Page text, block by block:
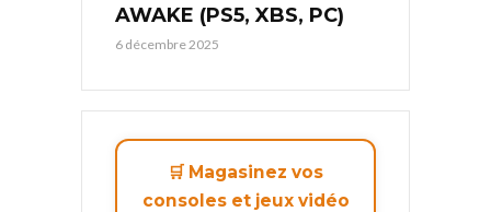
AWAKE (PS5, XBS, PC)
6 décembre 2025
🛒 Magasinez vos
consoles et jeux vidéo